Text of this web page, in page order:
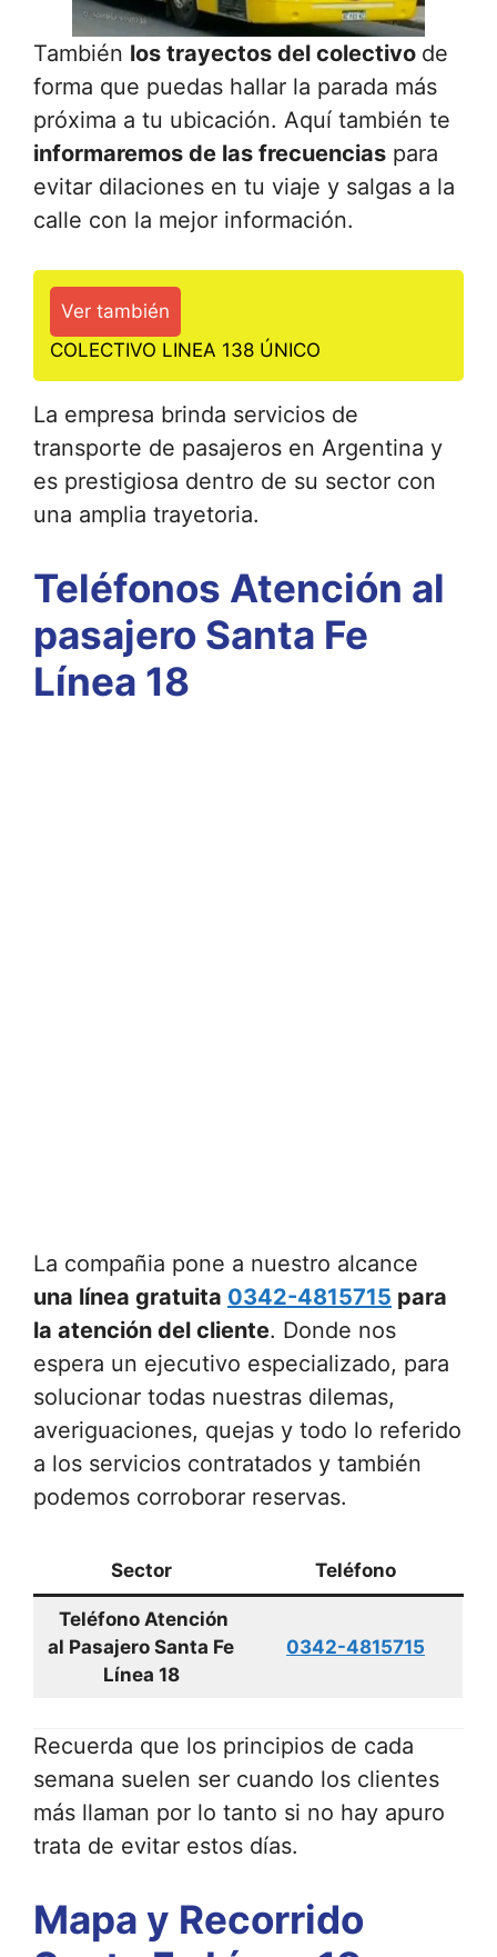
También los trayectos del colectivo de
forma que puedas hallar la parada más
próxima a tu ubicación. Aquí también te
informaremos de las frecuencias para
evitar dilaciones en tu viaje y salgas a la
calle con la mejor información.
Ver también
COLECTIVO LINEA 138 ÚNICO
La empresa brinda servicios de
transporte de pasajeros en Argentina y
es prestigiosa dentro de su sector con
una amplia trayetoria.
Teléfonos Atención al
pasajero Santa Fe
Línea 18
La compañia pone a nuestro alcance
una línea gratuita 0342-4815715 para
la atención del cliente. Donde nos
espera un ejecutivo especializado, para
solucionar todas nuestras dilemas,
averiguaciones, quejas y todo lo referido
a los servicios contratados y también
podemos corroborar reservas.
Sector Teléfono
Teléfono Atención
al Pasajero Santa Fe
Línea 18
0342-4815715
Recuerda que los principios de cada
semana suelen ser cuando los clientes
más llaman por lo tanto si no hay apuro
trata de evitar estos días.
Mapa y Recorrido